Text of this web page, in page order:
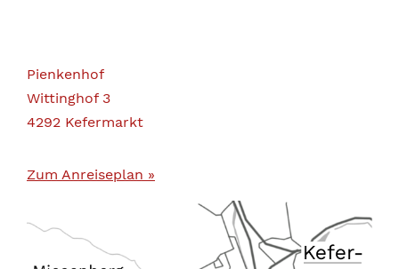
Pienkenhof
Wittinghof 3
4292 Kefermarkt
Zum Anreiseplan »